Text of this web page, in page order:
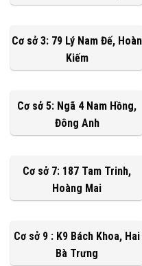
Cơ sở 3: 79 Lý Nam Đế, Hoàn
Kiếm
Cơ sở 5: Ngã 4 Nam Hồng,
Đông Anh
Cơ sở 7: 187 Tam Trinh,
Hoàng Mai
Cơ sở 9 : K9 Bách Khoa, Hai
Bà Trưng